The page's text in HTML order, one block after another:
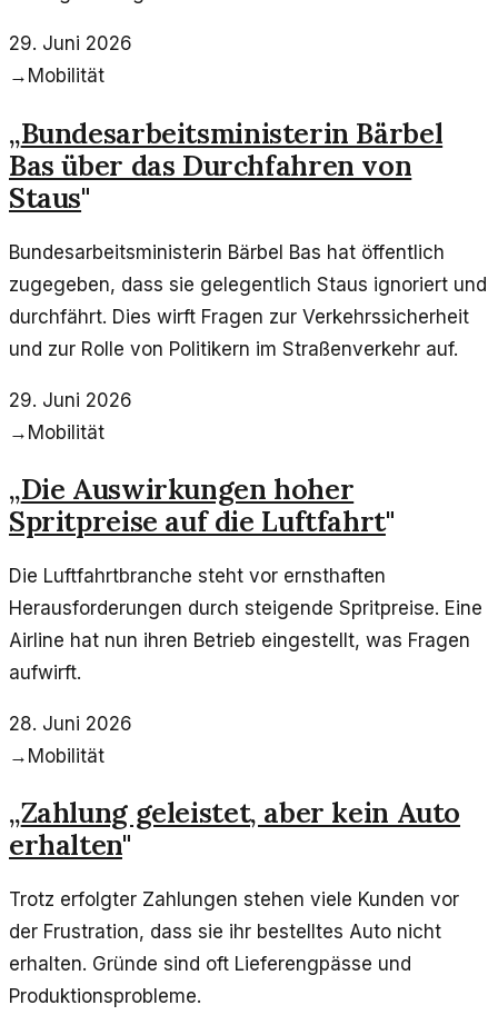
29. Juni 2026
→ Mobilität
„Bundesarbeitsministerin Bärbel
Bas über das Durchfahren von
Staus"
Bundesarbeitsministerin Bärbel Bas hat öffentlich
zugegeben, dass sie gelegentlich Staus ignoriert und
durchfährt. Dies wirft Fragen zur Verkehrssicherheit
und zur Rolle von Politikern im Straßenverkehr auf.
29. Juni 2026
→ Mobilität
„Die Auswirkungen hoher
Spritpreise auf die Luftfahrt"
Die Luftfahrtbranche steht vor ernsthaften
Herausforderungen durch steigende Spritpreise. Eine
Airline hat nun ihren Betrieb eingestellt, was Fragen
aufwirft.
28. Juni 2026
→ Mobilität
„Zahlung geleistet, aber kein Auto
erhalten"
Trotz erfolgter Zahlungen stehen viele Kunden vor
der Frustration, dass sie ihr bestelltes Auto nicht
erhalten. Gründe sind oft Lieferengpässe und
Produktionsprobleme.